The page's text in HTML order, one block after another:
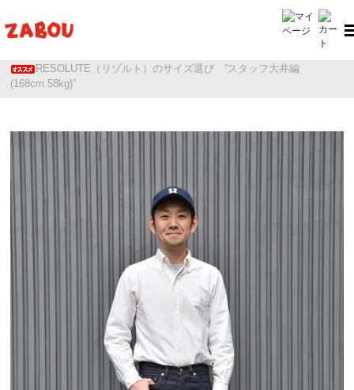
RESOLUTE（リゾルト）のサイズ選び ”スタッフ大井編
(168cm 58kg)”